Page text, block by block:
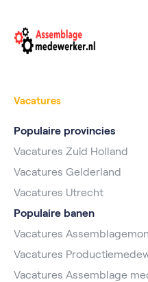
Vacatures
Populaire provincies
Vacatures Zuid Holland
Vacatures Gelderland
Vacatures Utrecht
Populaire banen
Vacatures
Vacatures
Vacatures Assemblage